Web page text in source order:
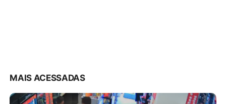
MAIS ACESSADAS